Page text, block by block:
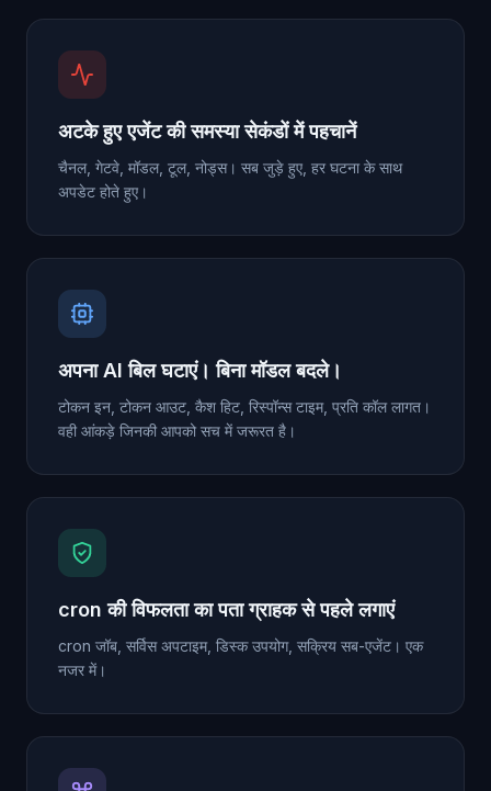
अटके हुए एजेंट की समस्या सेकंडों में पहचानें
चैनल, गेटवे, मॉडल, टूल, नोड्स। सब जुड़े हुए, हर घटना के साथ
अपडेट होते हुए।
अपना AI बिल घटाएं। बिना मॉडल बदले।
टोकन इन, टोकन आउट, कैश हिट, रिस्पॉन्स टाइम, प्रति कॉल लागत।
वही आंकड़े जिनकी आपको सच में जरूरत है।
cron की विफलता का पता ग्राहक से पहले लगाएं
cron जॉब, सर्विस अपटाइम, डिस्क उपयोग, सक्रिय सब-एजेंट। एक
नजर में।